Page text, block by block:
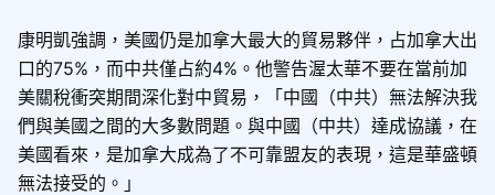
康明凱強調，美國仍是加拿大最大的貿易夥伴，占加拿大出
口的75%，而中共僅占約4%。他警告渥太華不要在當前加
美關稅衝突期間深化對中貿易，「中國（中共）無法解決我
們與美國之間的大多數問題。與中國（中共）達成協議，在
美國看來，是加拿大成為了不可靠盟友的表現，這是華盛頓
無法接受的。」